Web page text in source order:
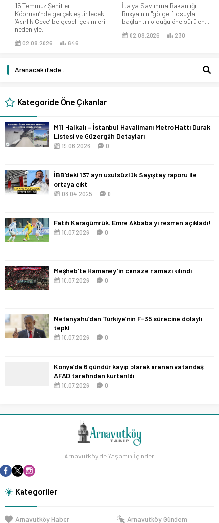
15 Temmuz Şehitler
Köprüsü’nde gerçekleştirilecek
‘Asırlık Gece’ belgeseli çekimleri
nedeniyle...
02.08.2026 646
İtalya Savunma Bakanlığı,
Rusya'nın "gölge filosuyla"
bağlantılı olduğu öne sürülen...
02.08.2026 230
Kategoride Öne Çıkanlar
M11 Halkalı – İstanbul Havalimanı Metro Hattı Durak
Listesi ve Güzergâh Detayları
19.06.2026 0
İBB’deki 137 ayrı usulsüzlük Sayıştay raporu ile
ortaya çıktı
08.04.2025 0
Fatih Karagümrük, Emre Akbaba’yı resmen açıkladı!
10.07.2026 0
Meşheb’te Hamaney’in cenaze namazı kılındı
10.07.2026 0
Netanyahu’dan Türkiye’nin F-35 sürecine dolaylı
tepki
10.07.2026 0
Konya’da 6 gündür kayıp olarak aranan vatandaş
AFAD tarafından kurtarıldı
10.07.2026 0
Arnavutköy'de Yaşamın İçinden
Kategoriler
Arnavutköy Haber Arnavutköy Gündem